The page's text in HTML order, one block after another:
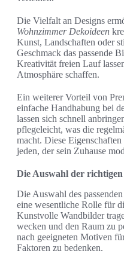
Die Vielfalt an Designs
Wohnzimmer Dekoideen
Kunst, Landschaften oder
Geschmack das passende
Kreativität freien Lauf
Atmosphäre schaffen.
Ein weiterer Vorteil von
einfache Handhabung bei
lassen sich schnell
pflegeleicht, was die
macht. Diese
jeden, der sein Zuhause
Die Auswahl der
Die Auswahl des
eine wesentliche Rolle für
Kunstvolle Wandbilder
wecken und den Raum zu
nach geeigneten Motiven
Faktoren zu bedenken.